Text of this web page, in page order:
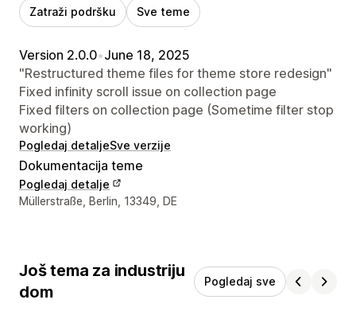
Zatraži podršku Sve teme
Version 2.0.0•June 18, 2025
"Restructured theme files for theme store redesign"
Fixed infinity scroll issue on collection page
Fixed filters on collection page (Sometime filter stop
working)
Pogledaj detaljeSve verzije
Dokumentacija teme
Pogledaj detalje
Podaci za kontakt dizajnera
Müllerstraße, Berlin, 13349, DE
Još tema za industriju
dom
Pogledaj sve